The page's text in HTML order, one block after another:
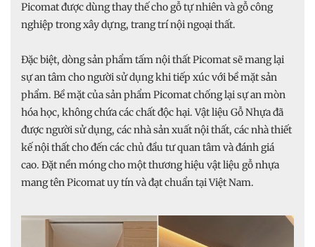
Picomat được dùng thay thế cho gỗ tự nhiên và gỗ công
nghiệp trong xây dựng, trang trí nội ngoại thất.
Đặc biệt, dòng sản phẩm tấm nội thất Picomat sẽ mang lại
sự an tâm cho người sử dụng khi tiếp xúc với bề mặt sản
phẩm. Bề mặt của sản phẩm Picomat chống lại sự an mòn
hóa học, không chứa các chất độc hại. Vật liệu Gỗ Nhựa đã
được người sử dụng, các nhà sản xuất nội thất, các nhà thiết
kế nội thất cho đến các chủ đầu tư quan tâm và đánh giá
cao. Đặt nền móng cho một thương hiệu vật liệu gỗ nhựa
mang tên Picomat uy tín và đạt chuẩn tại Việt Nam.